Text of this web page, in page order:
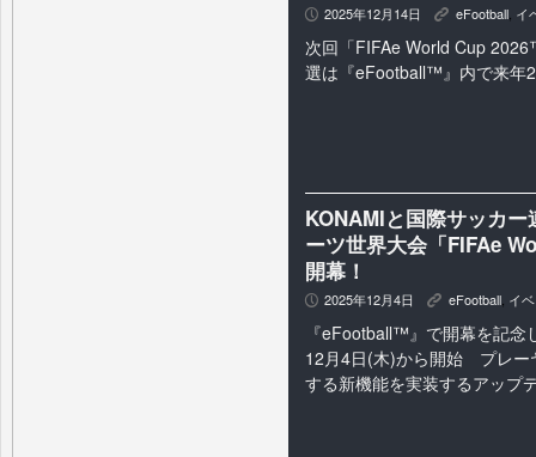
P 2025年12月14日 K eFootball, イ
次回「FIFAe World Cup
選は『eFootball™』内で来年
KONAMIと国際サッカ
ーツ世界大会「FIFAe
開幕！
P 2025年12月4日 K eFootball イ
『eFootball™』で開幕を記念
12月4日(木)から開始 プレー
する新機能を実装するアップ